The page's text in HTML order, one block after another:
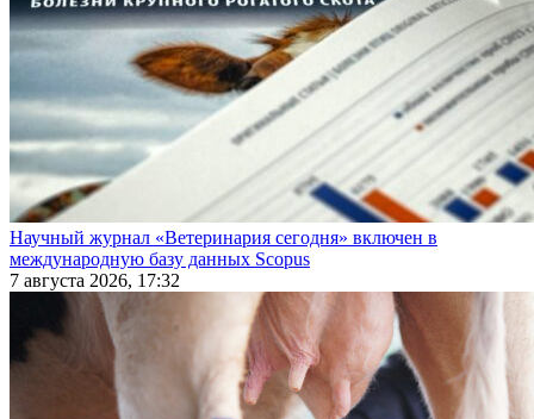
Научный журнал «Ветеринария сегодня» включен в
международную базу данных Scopus
7 августа 2026, 17:32